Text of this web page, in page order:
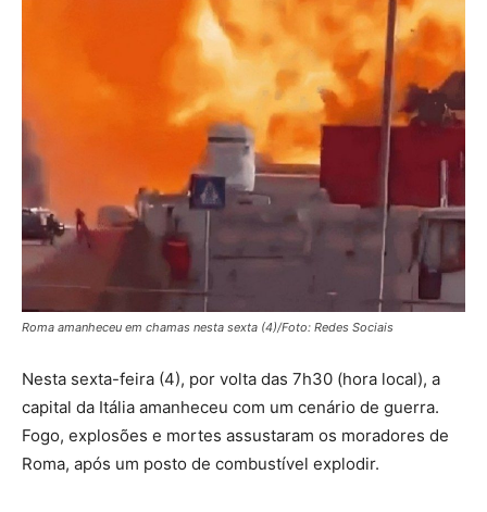
Roma amanheceu em chamas nesta sexta (4)/Foto: Redes Sociais
Nesta sexta-feira (4), por volta das 7h30 (hora local), a
capital da Itália amanheceu com um cenário de guerra.
Fogo, explosões e mortes assustaram os moradores de
Roma, após um posto de combustível explodir.